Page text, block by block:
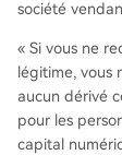
société
« Si vous ne
légitime, vous
aucun dérivé
pour les
capital